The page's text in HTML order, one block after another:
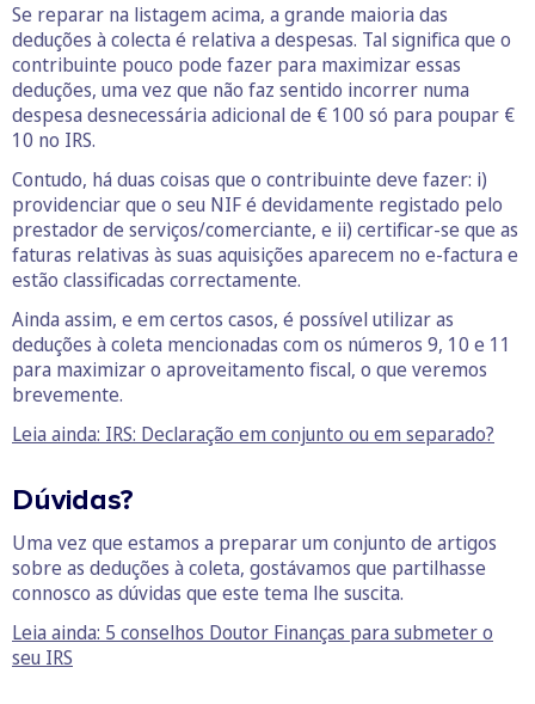
Se reparar na listagem acima, a grande maioria das
deduções à colecta é relativa a despesas. Tal significa que o
contribuinte pouco pode fazer para maximizar essas
deduções, uma vez que não faz sentido incorrer numa
despesa desnecessária adicional de € 100 só para poupar €
10 no IRS.
Contudo, há duas coisas que o contribuinte deve fazer: i)
providenciar que o seu NIF é devidamente registado pelo
prestador de serviços/comerciante, e ii) certificar-se que as
faturas relativas às suas aquisições aparecem no e-factura e
estão classificadas correctamente.
Ainda assim, e em certos casos, é possível utilizar as
deduções à coleta mencionadas com os números 9, 10 e 11
para maximizar o aproveitamento fiscal, o que veremos
brevemente.
Leia ainda: IRS: Declaração em conjunto ou em separado?
Dúvidas?
Uma vez que estamos a preparar um conjunto de artigos
sobre as deduções à coleta, gostávamos que partilhasse
connosco as dúvidas que este tema lhe suscita.
Leia ainda: 5 conselhos Doutor Finanças para submeter o
seu IRS